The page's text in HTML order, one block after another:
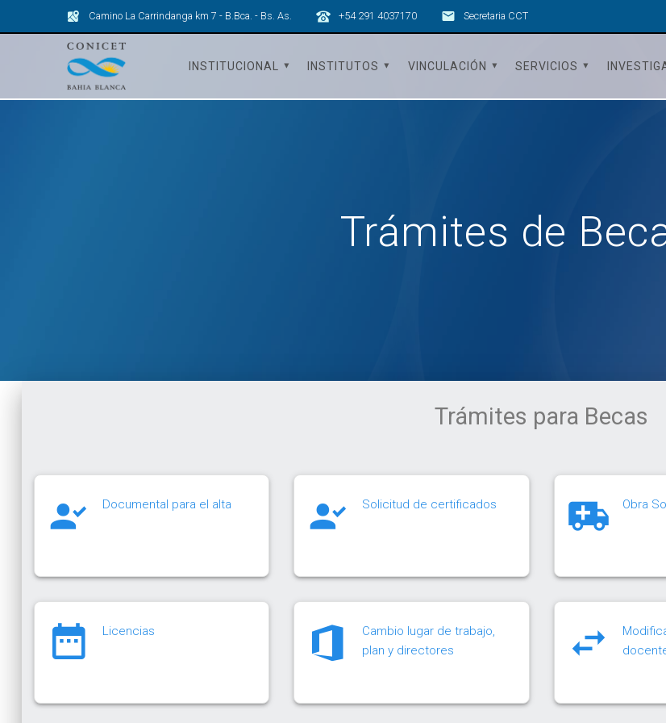
Camino La Carrindanga km 7 - B.Bca. - Bs. As. +54 291 4037170 Secretaria CCT
INSTITUCIONAL INSTITUTOS VINCULACIÓN SERVICIOS
Trámites de
Trámites para Becas
Documental para el alta Solicitud de certificados Obra
Licencias
Cambio lugar de trabajo,
plan y directores